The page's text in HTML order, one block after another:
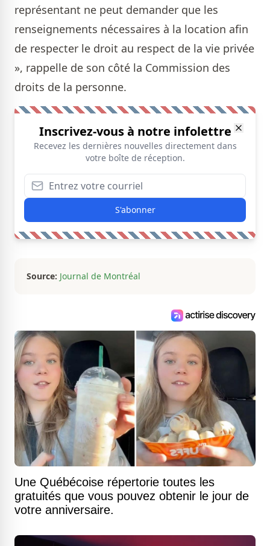
représentant ne peut demander que les
renseignements nécessaires à la location afin
de respecter le droit au respect de la vie privée
», rappelle de son côté la Commission des
droits de la personne.
Inscrivez-vous à notre infolettre
Recevez les dernières nouvelles directement dans
votre boîte de réception.
S'abonner
Source: Journal de Montréal
Une Québécoise répertorie toutes les
gratuités que vous pouvez obtenir le jour de
votre anniversaire.